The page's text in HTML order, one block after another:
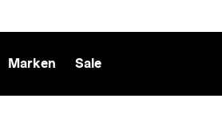
Marken Sale